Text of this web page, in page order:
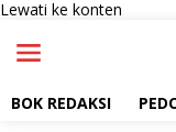
Lewati ke konten
BOK REDAKSI